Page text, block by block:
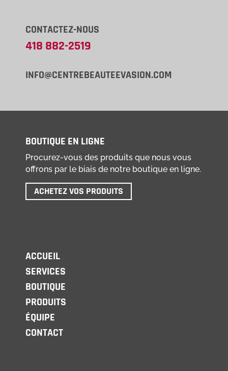
CONTACTEZ-NOUS
418 882-2519
INFO@CENTREBEAUTEEVASION.COM
BOUTIQUE EN LIGNE
Procurez-vous des produits que nous vous
offrons par le biais de notre boutique en ligne.
ACHETEZ VOS PRODUITS
ACCUEIL
SERVICES
BOUTIQUE
PRODUITS
ÉQUIPE
CONTACT